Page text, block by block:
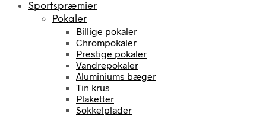
Sportspræmier
Pokaler
Billige pokaler
Chrompokaler
Prestige pokaler
Vandrepokaler
Aluminiums bæger
Tin krus
Plaketter
Sokkelplader